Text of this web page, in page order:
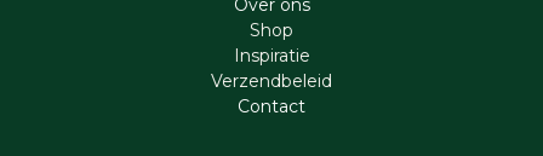
Ove​r​ ons
Shop
Inspiratie
Verzendbeleid
Cont​act